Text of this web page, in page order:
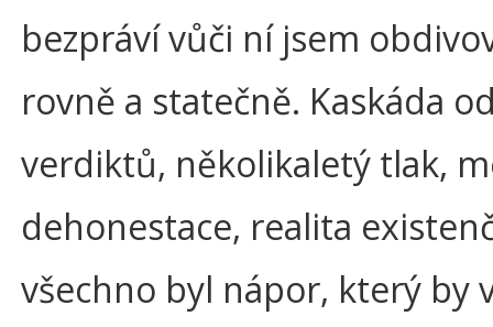
bezpráví vůči ní jsem
rovně a statečně. Kaskáda
verdiktů, několikaletý tlak,
dehonestace, realita
všechno byl nápor, který by